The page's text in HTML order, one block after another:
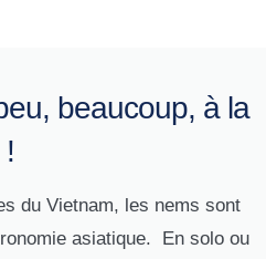
beaucoup, à la
du Vietnam, les nems sont
asiatique. En solo ou